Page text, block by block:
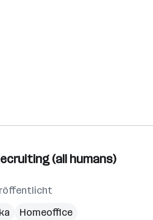
(all humans)
Homeoffice